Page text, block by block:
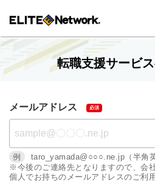
転職支援サービ
メールアドレス
例
taro_yamada@○○○.ne.jp（半角英
※今後のご連絡先となりますので、会
個人でお持ちのメールアドレスのご利